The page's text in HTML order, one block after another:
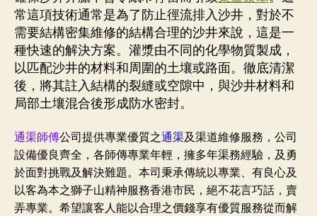
常這項技術通常是為了防​​止徑流排入沙井，對於不
需要結構密集維修的結構合理的沙井來說，這是一
種快速的解決方案。灌漿由不同的化學物質製成，
以匹配沙井的材料和周圍的土壤或路面。徹底清潔
後，將其註入結構的裂縫或空隙中，與沙井材料和
局部土壤混合後形成防水密封。
通渠師傅公司提供專業優質之通渠及渠道維修服務，公司
設備優良齊全，各師傳專業年輕，擁多年渠務經驗，及勇
於面對挑戰及解決難題。本司秉承傳統以專業、有良心及
以客為本之獅子山精神服務香港市民，絕不花言巧話，賣
弄專業。希望讓客人能以合理之價錢享有優質服務從而解